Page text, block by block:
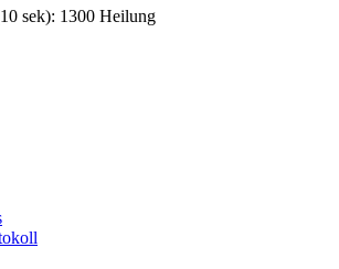
sek): 1300 Heilung